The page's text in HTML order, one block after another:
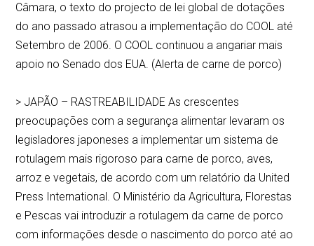
Câmara, o texto do projecto de lei global de dotações
do ano passado atrasou a implementação do COOL até
Setembro de 2006. O COOL continuou a angariar mais
apoio no Senado dos EUA. (Alerta de carne de porco)
> JAPÃO – RASTREABILIDADE As crescentes
preocupações com a segurança alimentar levaram os
legisladores japoneses a implementar um sistema de
rotulagem mais rigoroso para carne de porco, aves,
arroz e vegetais, de acordo com um relatório da United
Press International. O Ministério da Agricultura, Florestas
e Pescas vai introduzir a rotulagem da carne de porco
com informações desde o nascimento do porco até ao